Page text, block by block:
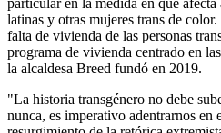
latinas y otras mujeres trans de
falta de vivienda de las personas
programa de vivienda centrado en
la alcaldesa Breed fundó en 2019.
"La historia transgénero no debe
nunca, es imperativo adentrarnos en